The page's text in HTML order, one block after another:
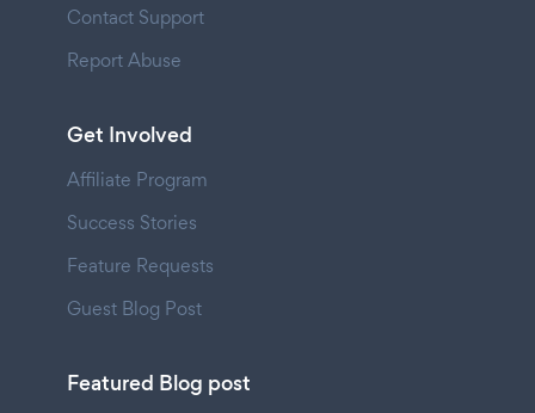
Contact Support
Report Abuse
Get Involved
Affiliate Program
Success Stories
Feature Requests
Guest Blog Post
Featured Blog post